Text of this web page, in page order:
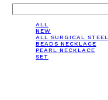
ALL
NEW
ALL SURGICAL STEEL
BEADS NECKLACE
PEARL NECKLACE
SET